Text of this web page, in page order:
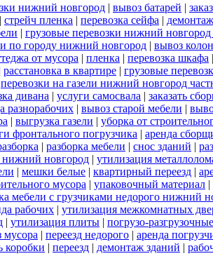
нижний новгород | вывоз батарей |
| стрейч пленка | перевозка сейфа |
| грузовые перевозки нижний
по городу нижний новгород | вывоз
от мусора | пленка | перевозка шкафа |
расстановка в квартире | грузовые
перевозки на газели нижний новгород
дивана | услуги самосвала | заказать
разнорабочих | вывоз старой мебели |
| выгрузка газели | уборка от
фронтального погрузчика | аренда
| разборка мебели | снос зданий |
нижний новгород | утилизация
| мешки белые | квартирный переезд |
мусора | упаковочный материал |
мебели с грузчиками недорого нижний
рабочих | утилизация межкомнатных
| утилизация плиты | погрузо-
мусора | переезд недорого | аренда
коробки | переезд | демонтаж зданий |